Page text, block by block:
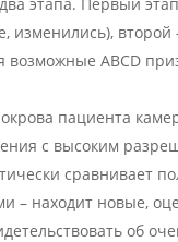
изменились), второй
возможные ABCD
пациента
с высоким
сравнивает
– находит новые,
об